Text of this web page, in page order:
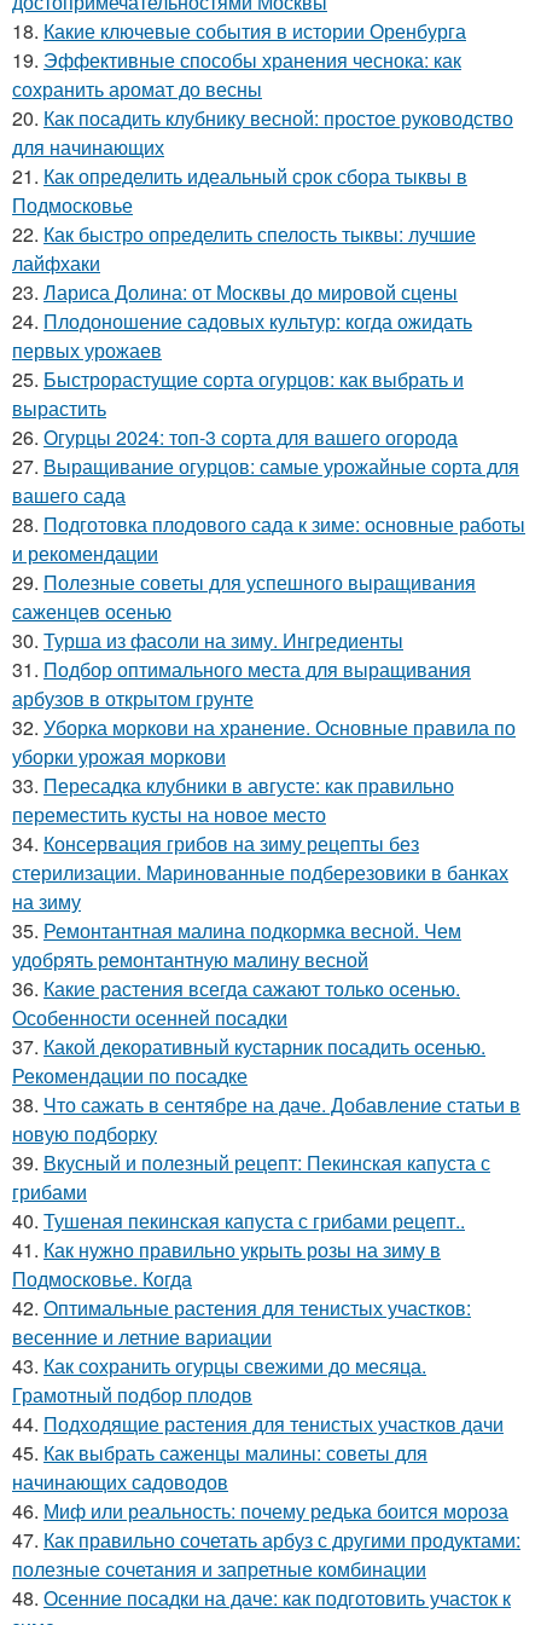
18. Какие ключевые события в истории Оренбурга
19. Эффективные способы хранения чеснока: как
сохранить аромат до весны
20. Как посадить клубнику весной: простое руководство
для начинающих
21. Как определить идеальный срок сбора тыквы в
Подмосковье
22. Как быстро определить спелость тыквы: лучшие
лайфхаки
23. Лариса Долина: от Москвы до мировой сцены
24. Плодоношение садовых культур: когда ожидать
первых урожаев
25. Быстрорастущие сорта огурцов: как выбрать и
вырастить
26. Огурцы 2024: топ-3 сорта для вашего огорода
27. Выращивание огурцов: самые урожайные сорта для
вашего сада
28. Подготовка плодового сада к зиме: основные работы
и рекомендации
29. Полезные советы для успешного выращивания
саженцев осенью
30. Турша из фасоли на зиму. Ингредиенты
31. Подбор оптимального места для выращивания
арбузов в открытом грунте
32. Уборка моркови на хранение. Основные правила по
уборки урожая моркови
33. Пересадка клубники в августе: как правильно
переместить кусты на новое место
34. Консервация грибов на зиму рецепты без
стерилизации. Маринованные подберезовики в банках
на зиму
35. Ремонтантная малина подкормка весной. Чем
удобрять ремонтантную малину весной
36. Какие растения всегда сажают только осенью.
Особенности осенней посадки
37. Какой декоративный кустарник посадить осенью.
Рекомендации по посадке
38. Что сажать в сентябре на даче. Добавление статьи в
новую подборку
39. Вкусный и полезный рецепт: Пекинская капуста с
грибами
40. Тушеная пекинская капуста с грибами рецепт..
41. Как нужно правильно укрыть розы на зиму в
Подмосковье. Когда
42. Оптимальные растения для тенистых участков:
весенние и летние вариации
43. Как сохранить огурцы свежими до месяца.
Грамотный подбор плодов
44. Подходящие растения для тенистых участков дачи
45. Как выбрать саженцы малины: советы для
начинающих садоводов
46. Миф или реальность: почему редька боится мороза
47. Как правильно сочетать арбуз с другими продуктами:
полезные сочетания и запретные комбинации
48. Осенние посадки на даче: как подготовить участок к